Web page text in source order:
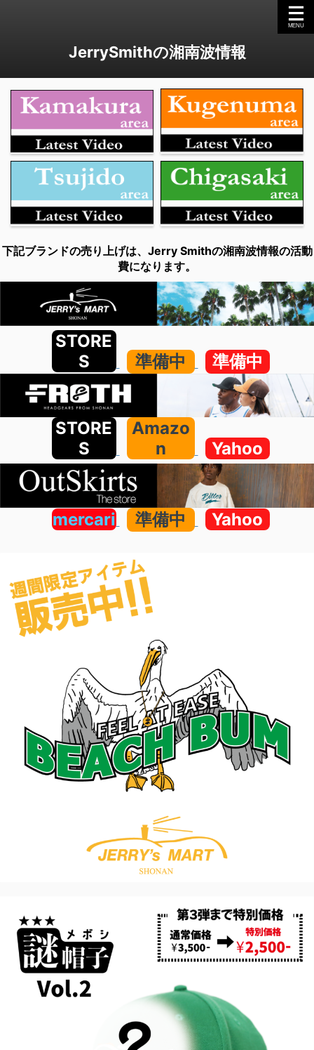
JerrySmithの湘南波情報
下記ブランドの売り上げは、Jerry Smithの湘南波情報の活動
費になります。
STORE
S
準備中 準備中
STORE
S
Amazo
n
Yahoo
mercari 準備中 Yahoo